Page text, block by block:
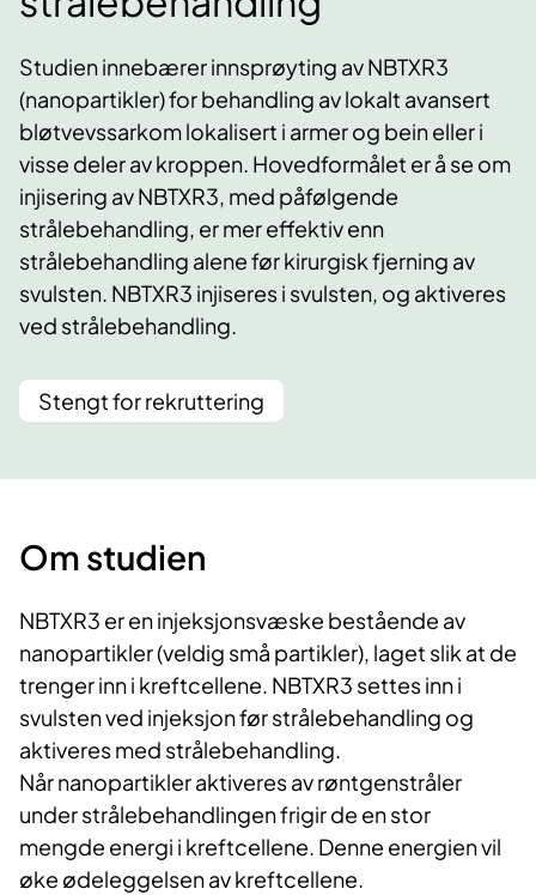
Studien innebærer innsprøyting av NBTXR3
(nanopartikler) for behandling av lokalt avansert
bløtvevssarkom lokalisert i armer og bein eller i
visse deler av kroppen. Hovedformålet er å se om
injisering av NBTXR3, med påfølgende
strålebehandling, er mer effektiv enn
strålebehandling alene før kirurgisk fjerning av
svulsten. NBTXR3 injiseres i svulsten, og aktiveres
ved strålebehandling.
Stengt for rekruttering
Om studien
NBTXR3 er en injeksjonsvæske bestående av
nanopartikler (veldig små partikler), laget slik at de
trenger inn i kreftcellene. NBTXR3 settes inn i
svulsten ved injeksjon før strålebehandling og
aktiveres med strålebehandling.
Når nanopartikler aktiveres av røntgenstråler
under strålebehandlingen frigir de en stor
mengde energi i kreftcellene. Denne energien vil
øke ødeleggelsen av kreftcellene.